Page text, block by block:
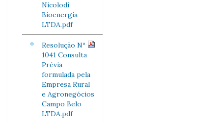
Nicolodi
Bioenergia
LTDA.pdf
Resolução Nº
1041 Consulta
Prévia
formulada pela
Empresa Rural
e Agronegócios
Campo Belo
LTDA.pdf